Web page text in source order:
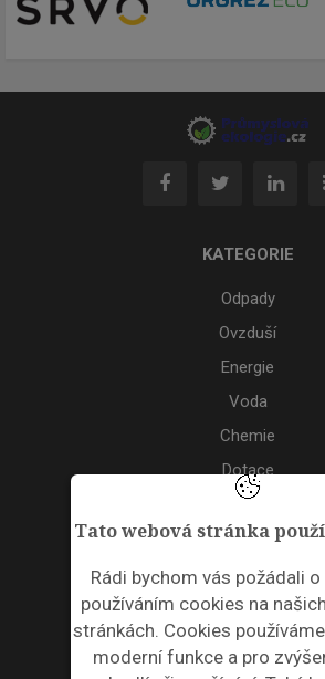
Tato webová stránka
Rádi bychom vás požádali
používáním cookies na
stránkách. Cookies
moderní funkce a pro
KATEGORIE
Odpady
Ovzduší
Energie
Voda
Chemie
Dotace
Akce
ODPADNÍ PLASTY
NEWSLETTER